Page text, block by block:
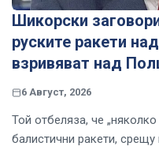
Шикорски
руските ракети
взривяват над
6 Август, 2026
Той отбеляза, че
балистични ракети,